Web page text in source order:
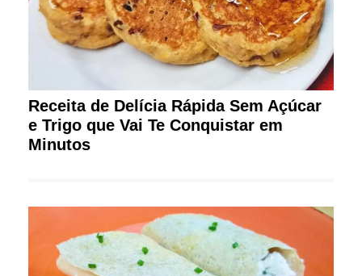
Receita de Delícia Rápida Sem Açúcar
e Trigo que Vai Te Conquistar em
Minutos